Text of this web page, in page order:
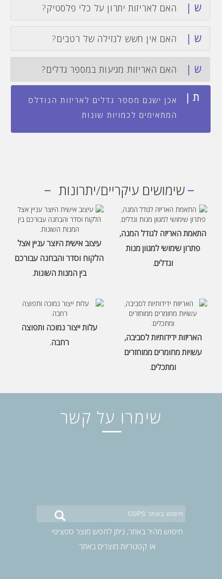
ש | האם לאריזות יתרון על כלי פלסטיק?
ש | האם אין חשש לנזילה של רטבים?
ש | האם האריזות מגיעות במספר גדלים?
ת |
אכן ישנם מספר גדלים לאריזות הנודלס
המתאימים לכמויות שונות.
-שימושים עיקריים/יתרונות -
התאמת האריזה לגודל המנה,
פתרון שימושי למגוון מנות
וגדלים.
עיצוב אישית היוצר עניין אצל
הלקוח וסדר והבחנה עבורכם
בין המנות השונות.
האריזות ידידותיות לסביבה,
עשויות מחומרים ממוחזרים
ומתכלים.
עלות ייצור נמוכה ותפוצה
רחבה.
שימרו על קשר
חיפוש מהיר באתר, ניתן לחפש מוצר ספציפי
או קטגוריות מוצרים באתר